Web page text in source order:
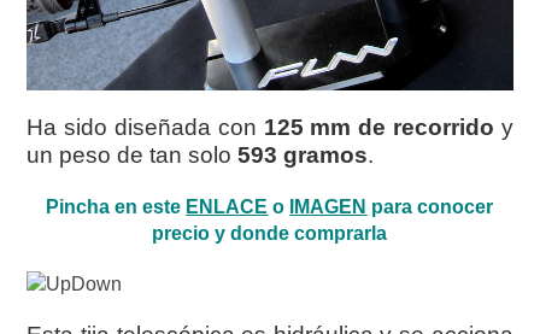
Ha sido diseñada con 125 mm de recorrido y
un peso de tan solo593 gramos.
Pincha en este ENLACE o IMAGEN para conocer
precio y donde comprarla